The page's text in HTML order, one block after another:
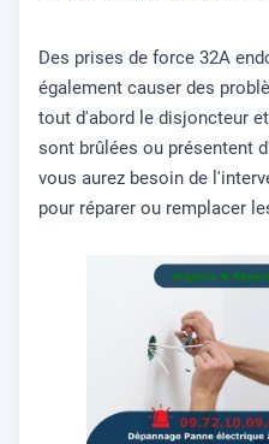
Des prises de force 32A
également causer des
tout d'abord le disjoncteur
sont brûlées ou présentent
vous aurez besoin de
pour réparer ou remplacer